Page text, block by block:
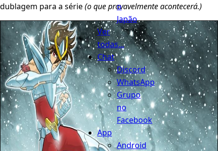
o
Japão
Ver
todas...
Chat
Discord
WhatsApp
Grupo
no
Facebook
App
Android
dublagem para a série(o que provavelmente acontecerá.)